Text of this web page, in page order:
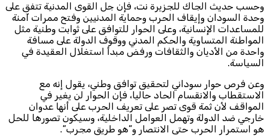
وحسب حديث الجاك للجزيرة نت، فإن جل القوى المدنية تتفق على
وحدة السودان وإيقاف الحرب وحماية المدنيين وفتح ممرات آمنة
للمساعدات الإنسانية، وعلى الحوار للتوافق على ثوابت وطنية مثل
المواطنة المتساوية والحكم المدني ووقوف الدولة على مسافة
واحدة من الأديان والثقافات ورفض مبدأ استغلال العقيدة في
السياسة.
وعن فرص حوار سوداني لتحقيق توافق وطني، يقول إنه مع
الاستقطاب والانقسام الحاد حاليا، فإن الحوار لن يغير في
المواقف لأن ثمة قوى تصر على تعريف الحرب على أنها عدوان
خارجي ضد الدولة وتهمل العوامل الداخلية، وسيكون تصورها للحل
هو استمرار الحرب حتى الانتصار و”هو طريق مجرب”.